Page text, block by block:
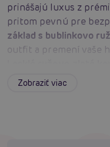
prinášajú luxus z
pritom pevnú pre
základ s bublinkovo
outfit a premení vaše
zažiaria pri každom
Zobraziť viac